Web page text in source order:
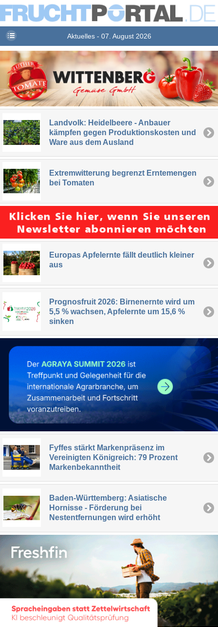
Aktuelles - 07. August 2026
Landvolk: Heidelbeere - Anbauer
kämpfen gegen Produktionskosten und
Ware aus dem Ausland
Extremwitterung begrenzt Erntemengen
bei Tomaten
Europas Apfelernte fällt deutlich kleiner
aus
Prognosfruit 2026: Birnenernte wird um
5,5 % wachsen, Apfelernte um 15,6 %
sinken
Fyffes stärkt Markenpräsenz im
Vereinigten Königreich: 79 Prozent
Markenbekanntheit
Baden-Württemberg: Asiatische
Hornisse - Förderung bei
Nestentfernungen wird erhöht